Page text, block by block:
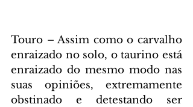
Touro – Assim como o carvalho
enraizado no solo, o taurino está
enraizado do mesmo modo nas
suas opiniões, extremamente
obstinado e detestando ser